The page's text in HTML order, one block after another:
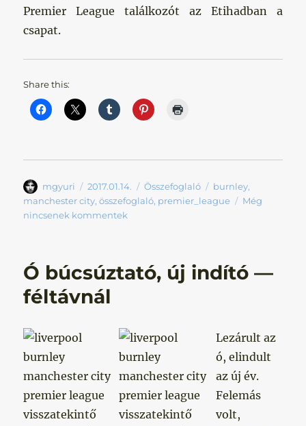
Premier League találkozót az Etihadban a
csapat.
Share this:
Szerző
mgyuri Közzétéve
2017.01.14. Kategória
Összefoglaló Címke
burnley,
manchester city,összefoglaló, premier_league
Még
nincsenek kommentek
Ó búcsúztató, új indító —
féltávnál
Lezárult az
ó, elindult
az új év.
Felemás
volt,